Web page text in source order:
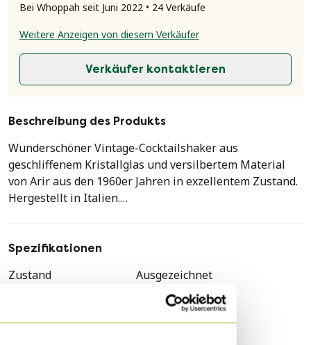
Bei Whoppah seit Juni 2022 • 24 Verkäufe
Weitere Anzeigen von diesem Verkäufer
Verkäufer kontaktieren
Beschreibung des Produkts
Wunderschöner Vintage-Cocktailshaker aus
geschliffenem Kristallglas und versilbertem Material
von Arir aus den 1960er Jahren in exzellentem Zustand.
Hergestellt in Italien.
Spezifikationen
Zustand
Ausgezeichnet
Silber
Material
Silber